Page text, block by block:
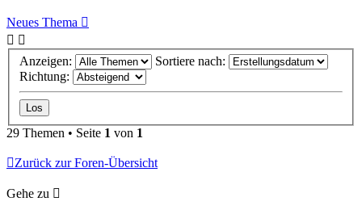
Neues Thema
Anzeigen:
Sortiere nach:
Richtung:
29 Themen • Seite 1 von 1
Zurück zur Foren-Übersicht
Gehe zu